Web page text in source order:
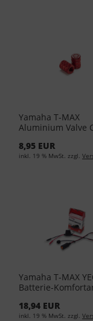
Yamaha T-MAX
Aluminium Valve
8,95 EUR
inkl. 19 % MwSt. zzgl.
Yamaha T-MAX
Batterie-
18,94 EUR
inkl. 19 % MwSt. zzgl.